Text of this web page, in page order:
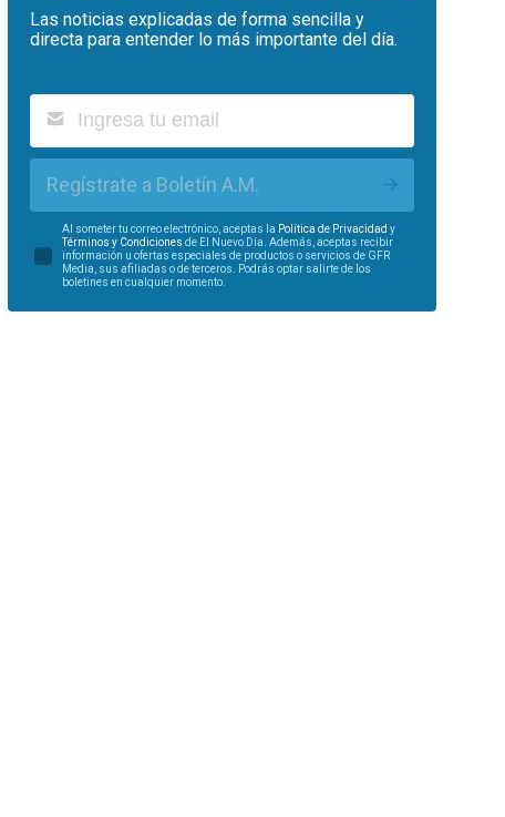
Las noticias explicadas de forma sencilla y
directa para entender lo más importante del día.
Regístrate a Boletín A.M.
Al someter tu correo electrónico, aceptas la Política de Privacidad y
Términos y Condiciones de El Nuevo Día. Además, aceptas recibir
información u ofertas especiales de productos o servicios de GFR
Media, sus afiliadas o de terceros. Podrás optar salirte de los
boletines en cualquier momento.